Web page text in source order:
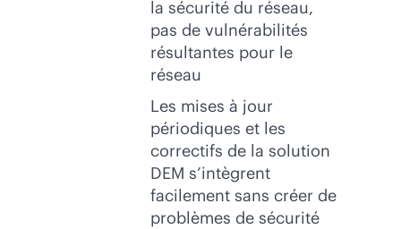
la sécurité du réseau,
pas de vulnérabilités
résultantes pour le
réseau
Les mises à jour
périodiques et les
correctifs de la solution
DEM s’intègrent
facilement sans créer de
problèmes de sécurité